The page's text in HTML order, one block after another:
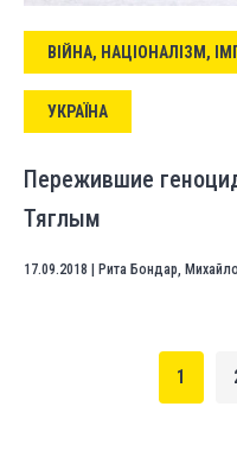
ВІЙНА, НАЦІОНАЛІЗМ,
УКРАЇНА
Пережившие
Тяглым
17.09.2018 Рита Бондар,
1